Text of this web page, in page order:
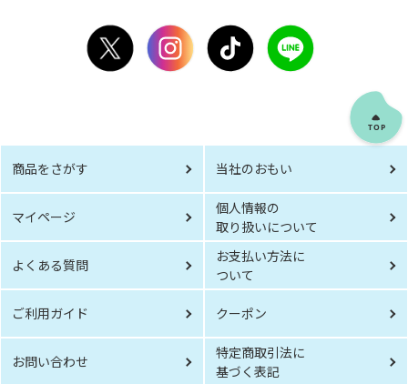
商品をさがす 当社のおもい
マイページ
個人情報の
取り扱いについて
よくある質問
お支払い方法に
ついて
ご利用ガイド クーポン
お問い合わせ
特定商取引法に
基づく表記